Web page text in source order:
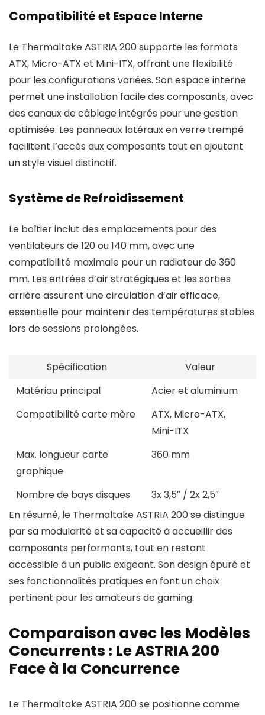
Compatibilité et Espace Interne
Le Thermaltake ASTRIA 200 supporte les formats
ATX, Micro-ATX et Mini-ITX, offrant une flexibilité
pour les configurations variées. Son espace interne
permet une installation facile des composants, avec
des canaux de câblage intégrés pour une gestion
optimisée. Les panneaux latéraux en verre trempé
facilitent l’accès aux composants tout en ajoutant
un style visuel distinctif.
Système de Refroidissement
Le boîtier inclut des emplacements pour des
ventilateurs de 120 ou 140 mm, avec une
compatibilité maximale pour un radiateur de 360
mm. Les entrées d’air stratégiques et les sorties
arrière assurent une circulation d’air efficace,
essentielle pour maintenir des températures stables
lors de sessions prolongées.
Spécification
Valeur
Matériau principal
Acier et aluminium
Compatibilité carte mère
ATX, Micro-ATX,
Mini-ITX
Max. longueur carte
graphique
360 mm
Nombre de bays disques
3x 3,5″ / 2x 2,5″
En résumé, le Thermaltake ASTRIA 200 se distingue
par sa modularité et sa capacité à accueillir des
composants performants, tout en restant
accessible à un public exigeant. Son design épuré et
ses fonctionnalités pratiques en font un choix
pertinent pour les amateurs de gaming.
Comparaison avec les Modèles
Concurrents : Le ASTRIA 200
Face à la Concurrence
Le Thermaltake ASTRIA 200 se positionne comme